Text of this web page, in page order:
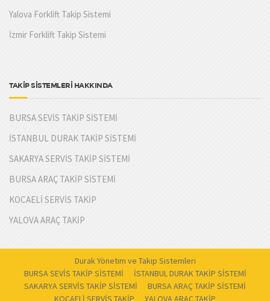
Yalova Forklift Takip Sistemi
İzmir Forklift Takip Sistemi
TAKİP SİSTEMLERİ HAKKINDA
BURSA SEVİS TAKİP SİSTEMİ
İSTANBUL DURAK TAKİP SİSTEMİ
SAKARYA SERVİS TAKİP SİSTEMİ
BURSA ARAÇ TAKİP SİSTEMİ
KOCAELİ SERVİS TAKİP
YALOVA ARAÇ TAKİP
Durak Yönetim ve Takip Sistemleri
BURSA SEVİS TAKİP SİSTEMİ
İSTANBUL DURAK TAKİP SİSTEMİ
SAKARYA SERVİS TAKİP SİSTEMİ
BURSA ARAÇ TAKİP SİSTEMİ
KOCAELİ SERVİS TAKİP
YALOVA ARAÇ TAKİP